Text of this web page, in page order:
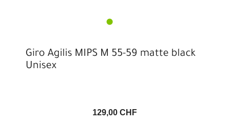
Giro Agilis MIPS M 55-59 matte black
Unisex
129,00 CHF